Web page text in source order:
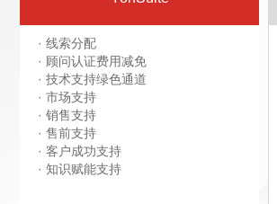
· 线索分配
· 顾问认证费用减免
· 技术支持绿色通道
· 市场支持
· 销售支持
· 售前支持
· 客户成功支持
· 知识赋能支持